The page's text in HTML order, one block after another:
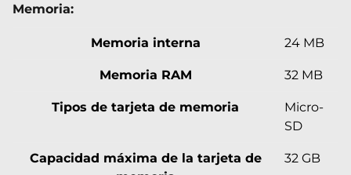
Memoria:
Memoria interna 24 MB
Memoria RAM 32 MB
Tipos de tarjeta de memoria
Micro-
SD
Capacidad máxima de la tarjeta de
32 GB